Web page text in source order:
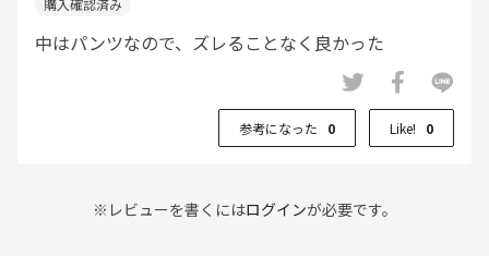
中はパンツなので、ズレることなく良かった
参考になった 0 Like! 0
※レビューを書くにはログインが必要です。